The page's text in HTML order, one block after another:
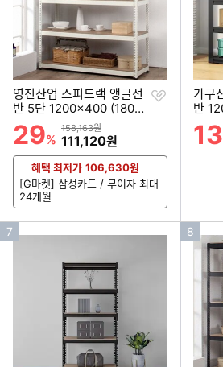
영진산업 스피드랙 앵글선
반 5단 1200x400 (180c
m(높이))
할인률
29%
상품금액
158,163원
할인금액
111,120원
찜
혜택 최저가 106,630원
[G마켓] 삼성카드 / 무이자 최대
24개월
가구
반
이))
할인률
13
인
7
인
기
8